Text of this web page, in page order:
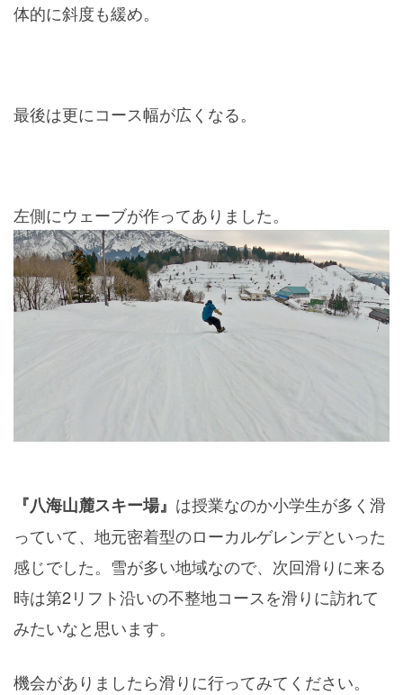
体的に斜度も緩め。
最後は更にコース幅が広くなる。
左側にウェーブが作ってありました。
『八海山麓スキー場』 は授業なのか小学生が多く滑
っていて、地元密着型のローカルゲレンデといった
感じでした。雪が多い地域なので、次回滑りに来る
時は第2リフト沿いの不整地コースを滑りに訪れて
みたいなと思います。
機会がありましたら滑りに行ってみてください。